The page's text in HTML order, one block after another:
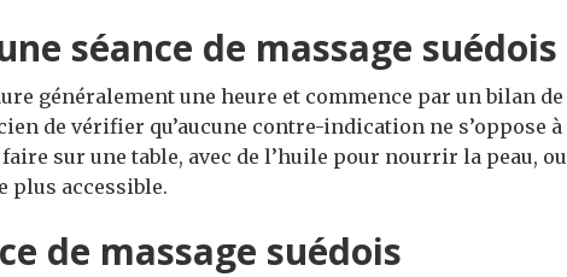
séance de massage suédois
généralement une heure et commence par un bilan de
de vérifier qu’aucune contre-indication ne s’oppose à
sur une table, avec de l’huile pour nourrir la peau, ou
plus accessible.
de massage suédois